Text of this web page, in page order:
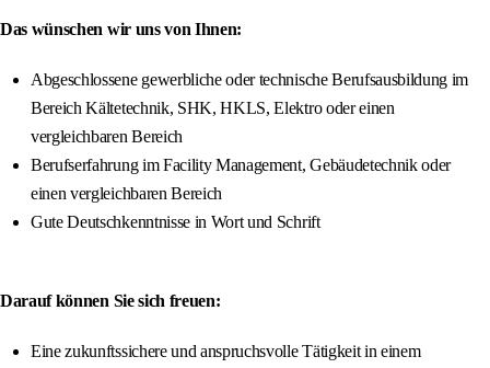
Das wünschen wir uns von Ihnen:
Abgeschlossene gewerbliche oder technische Berufsausbildung im
Bereich Kältetechnik, SHK, HKLS, Elektro oder einen
vergleichbaren Bereich
Berufserfahrung im Facility Management, Gebäudetechnik oder
einen vergleichbaren Bereich
Gute Deutschkenntnisse in Wort und Schrift
Darauf können Sie sich freuen:
Eine zukunftssichere und anspruchsvolle Tätigkeit in einem